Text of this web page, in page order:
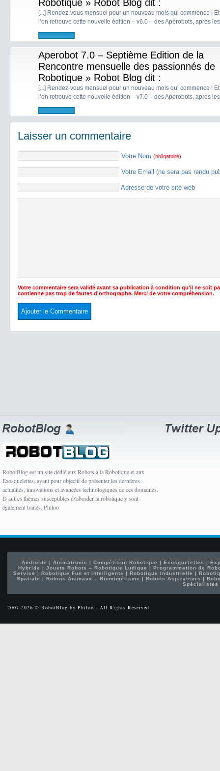
Robotique » Robot Blog dit :
[...] Rendez-vous mensuel pour un nouveau mois qui commence !
l’on retrouve cette nouvelle édition – v6.0 – des Apérobots, après
Aperobot 7.0 – Septième Edition de la
Rencontre mensuelle des passionnés de
Robotique » Robot Blog dit :
[...] Rendez-vous mensuel pour un nouveau mois qui commence !
l’on retrouve cette nouvelle édition – v7.0 – des Apérobots, après
Laisser un commentaire
Votre Nom (obligatoire)
Votre Email (ne sera pas rendu
Adresse de votre site web
Votre commentaire sera validé avant sa publication à condition qu'il ne soit
contienne pas trop de fautes d'orthographe. Merci de votre compréhension.
RobotBlog est un site dédié aux Robots,à la Robotique et aux
Exosquelettes, ayant pour objectif de présenter les dernières
actualités, innovations et avancées technologiques de ces domaines.
D autres thèmes susceptibles d\'aborder la robotique y sont
également traités. Philoo
Androïde | Animatronic | Compétition Robotique | Exosquelettes |
Hybride |Jouets Robots – Robotique Ludique |Programmation de
Service | Robotique Fun et Intelligente | Robotique Industrielle |
Spatiale | Robots Animaux – Biomimétisme | Robots Aspirateurs |
Spécialistes
2007-2026 © RobotBlog by Philoo - All Rights Reserved